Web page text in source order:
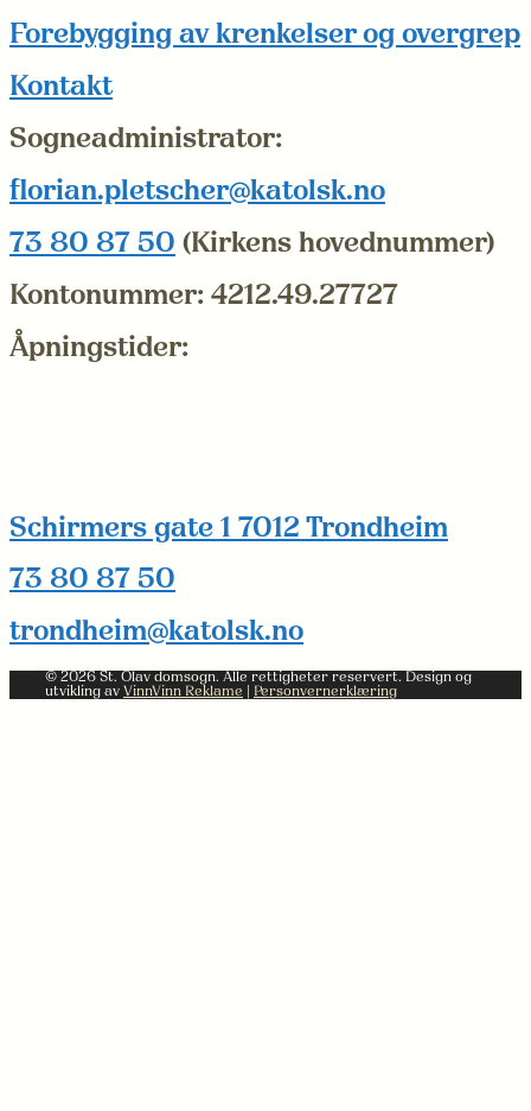
Forebygging av krenkelser og overgrep
Kontakt
Sogneadministrator:
florian.pletscher@katolsk.no
73 80 87 50 (Kirkens hovednummer)
Kontonummer: 4212.49.27727
Åpningstider:
Schirmers gate 1 7012 Trondheim
73 80 87 50
trondheim@katolsk.no
© 2026 St. Olav domsogn. Alle rettigheter reservert. Design og
utvikling av VinnVinn Reklame Personvernerklæring